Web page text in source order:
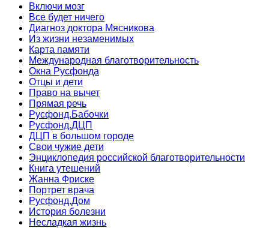
Включи мозг
Все будет ничего
Диагноз доктора Мясникова
Из жизни незаменимых
Карта памяти
Международная благотворительность
Окна Русфонда
Отцы и дети
Право на вычет
Прямая речь
Русфонд.Бабочки
Русфонд.ДЦП
ДЦП в большом городе
Свои чужие дети
Энциклопедия российской благотворительности
Книга утешений
Жанна Фриске
Портрет врача
Русфонд.Дом
История болезни
Несладкая жизнь